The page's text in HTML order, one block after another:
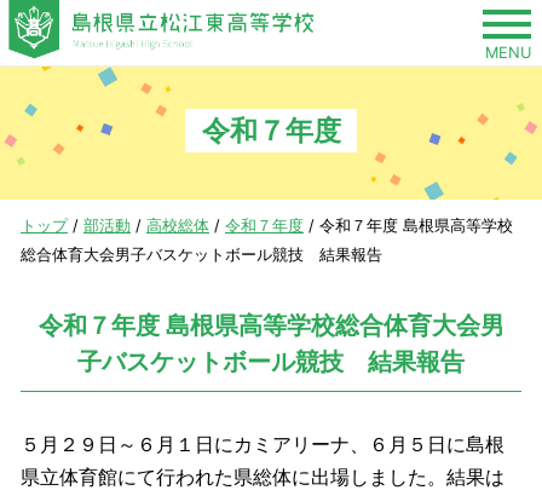
このページの本文へ
MENU
令和７年度
現
在
置：
トップ/ 部活動 / 高校総体 / 令和７年度 / 令和７年度 島根県高等学校
総合体育大会男子バスケットボール競技 結果報告
令和７年度 島根県高等学校総合体育大会男
子バスケットボール競技 結果報告
５月２９日～６月１日にカミアリーナ、６月５日に島根
県立体育館にて行われた県総体に出場しました。結果は